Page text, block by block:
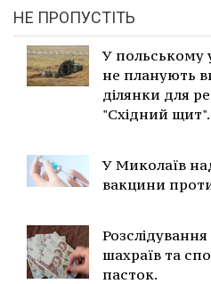
НЕ ПРОПУСТІТЬ
У польському
не планують
ділянки для
"Східний щит".
У Миколаїв
вакцини
шахраїв та
пасток.